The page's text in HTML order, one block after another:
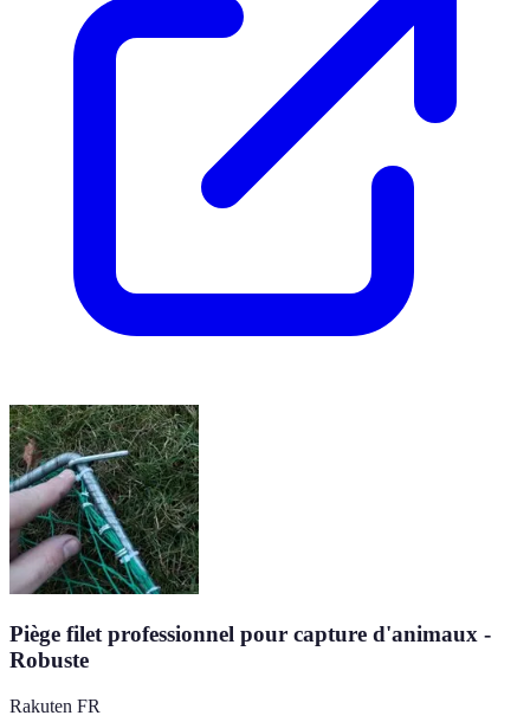
Piège filet professionnel pour capture d'animaux -
Robuste
Rakuten FR